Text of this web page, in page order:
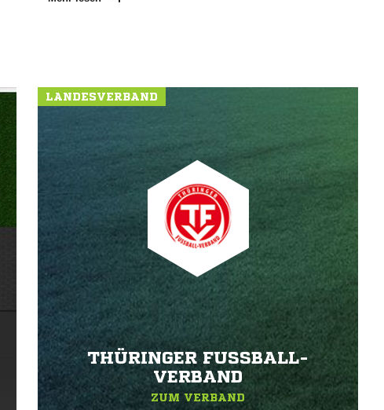
LANDESVERBAND
THÜRINGER FUSSBALL-V
ERBAND
ZUM VERBAND